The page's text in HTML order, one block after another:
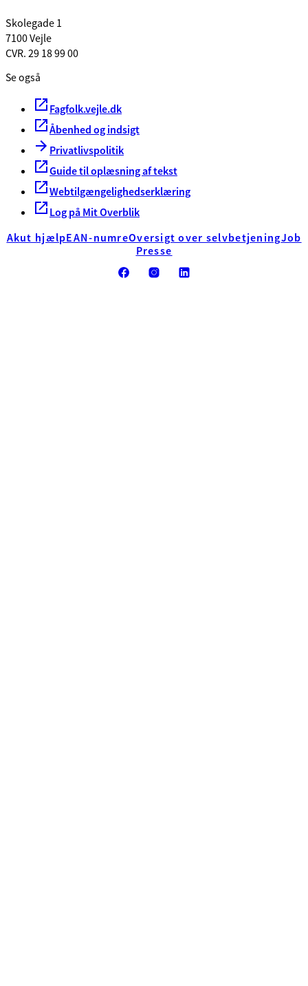
Skolegade 1
7100 Vejle
CVR. 29 18 99 00
Se også
Fagfolk.vejle.dk
Åbenhed og indsigt
Privatlivspolitik
Guide til oplæsning af tekst
Webtilgængelighedserklæring
Log på Mit Overblik
Akut hjælpEAN-numreOversigt over selvbetjeningJob
Presse